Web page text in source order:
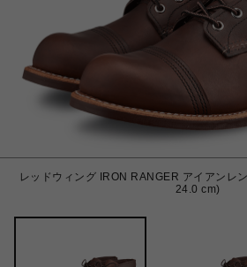
レッドウィング IRON RANGER アイアンレ
24.0 cm)